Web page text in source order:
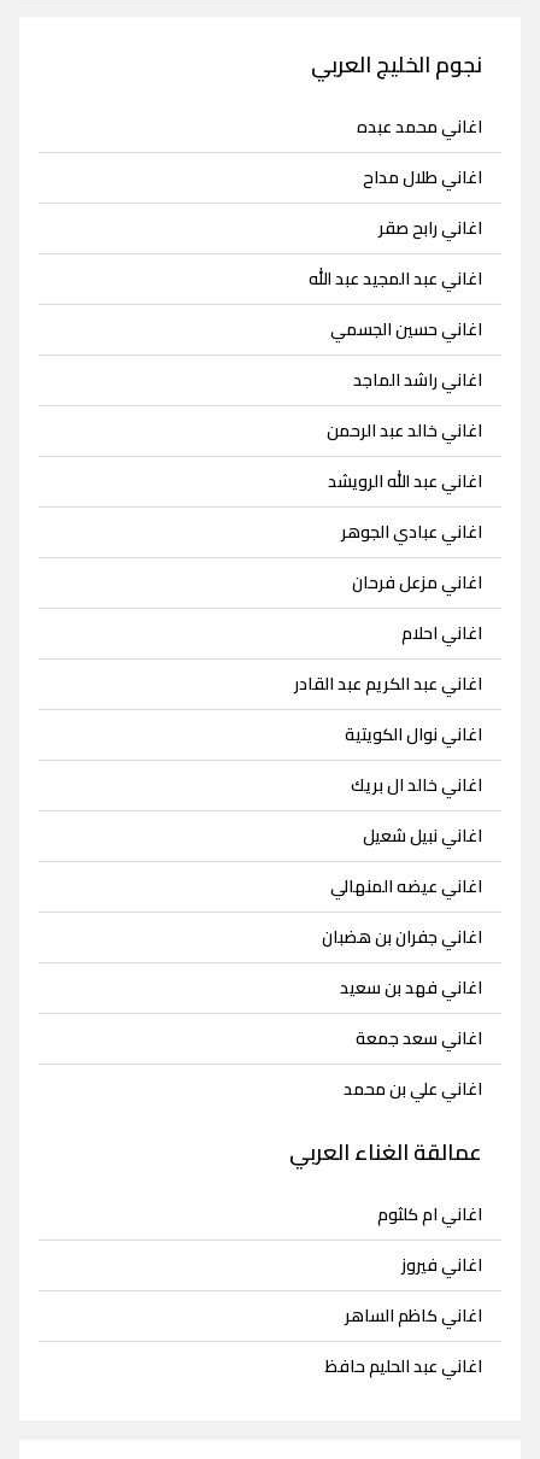
نجوم الخليج العربي
اغاني محمد عبده
اغاني طلال مداح
اغاني رابح صقر
اغاني عبد المجيد عبد الله
اغاني حسين الجسمي
اغاني راشد الماجد
اغاني خالد عبد الرحمن
اغاني عبد الله الرويشد
اغاني عبادي الجوهر
اغاني مزعل فرحان
اغاني احلام
اغاني عبد الكريم عبد القادر
اغاني نوال الكويتية
اغاني خالد ال بريك
اغاني نبيل شعيل
اغاني عيضه المنهالي
اغاني جفران بن هضبان
اغاني فهد بن سعيد
اغاني سعد جمعة
اغاني علي بن محمد
عمالقة الغناء العربي
اغاني ام كلثوم
اغاني فيروز
اغاني كاظم الساهر
اغاني عبد الحليم حافظ